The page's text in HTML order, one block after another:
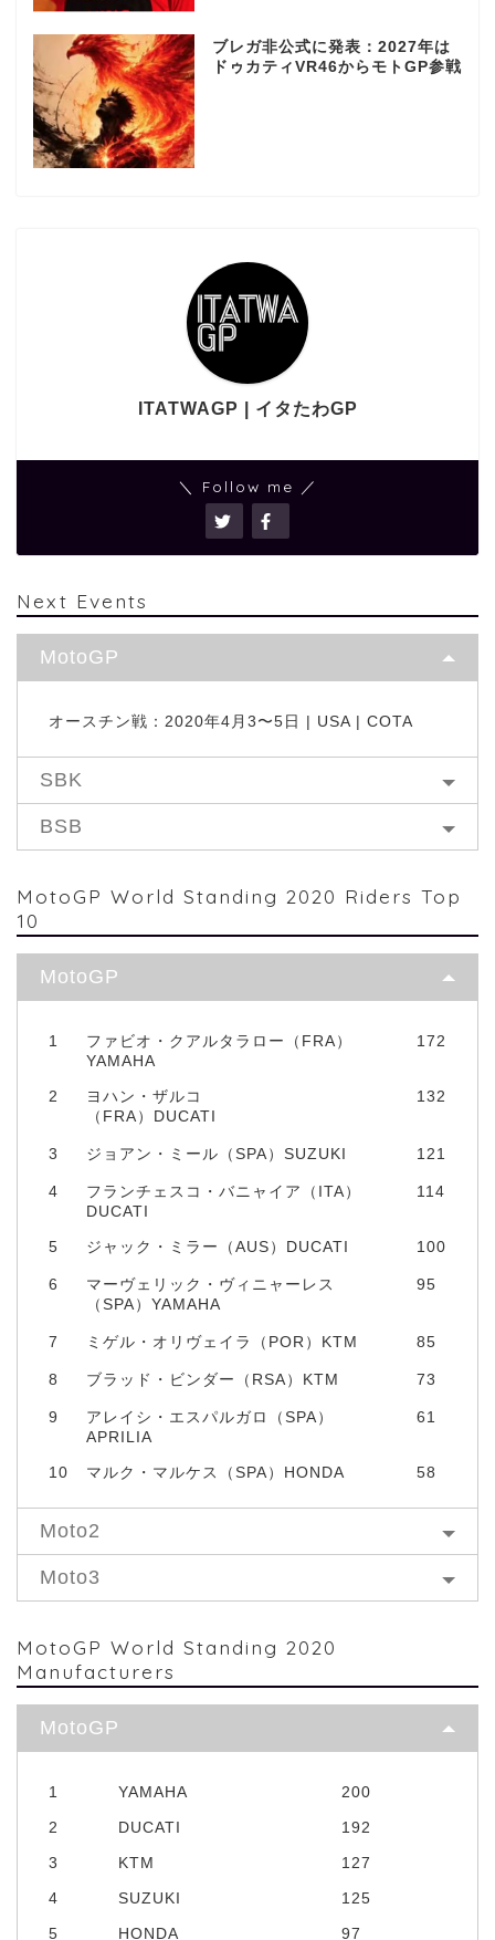
ブレガ非公式に発表：2027年は
ドゥカティVR46からモトGP参戦
ITATWAGP | イタたわGP
＼ Follow me ／
Next Events
MotoGP
オースチン戦：2020年4月3〜5日 | USA | COTA
SBK
BSB
MotoGP World Standing 2020 Riders Top
10
MotoGP
1
ファビオ・クアルタラロー（FRA）
YAMAHA
172
2
ヨハン・ザルコ
（FRA）DUCATI
132
3 ジョアン・ミール（SPA）SUZUKI 121
4
フランチェスコ・バニャイア（ITA）
DUCATI
114
5 ジャック・ミラー（AUS）DUCATI 100
6
マーヴェリック・ヴィニャーレス
（SPA）YAMAHA
95
7 ミゲル・オリヴェイラ（POR）KTM 85
8 ブラッド・ビンダー（RSA）KTM 73
9
アレイシ・エスパルガロ（SPA）
APRILIA
61
10 マルク・マルケス（SPA）HONDA 58
Moto2
Moto3
MotoGP World Standing 2020
Manufacturers
MotoGP
1 YAMAHA
200
2
DUCATI
192
3
KTM
127
4
SUZUKI
125
5
HONDA 97